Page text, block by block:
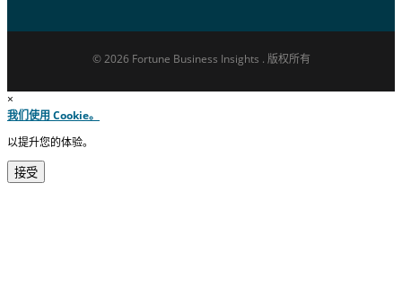
© 2026 Fortune Business Insights . 版权所有
×
我们使用 Cookie。
以提升您的体验。
接受